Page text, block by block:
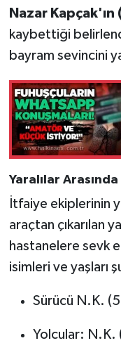
Nazar Kapçak'ın
kaybettiği
bayram sevincini
Yaralılar
İtfaiye ekiplerinin
araçtan çıkarılan
hastanelere sevk
isimleri ve yaşları
Sürücü N.K.
Yolcular: N.K.
SİYASET
Spor
Ulusal
Yaşam